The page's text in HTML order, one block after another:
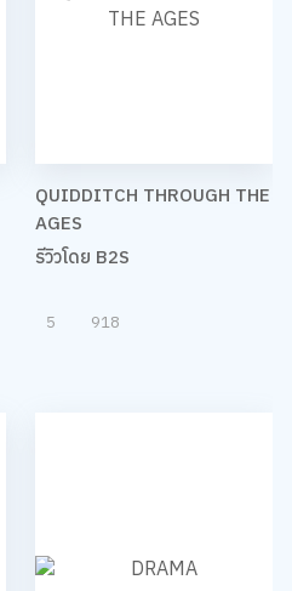
QUIDDITCH THROUGH THE
AGES
รีวิวโดย B2S
5 918